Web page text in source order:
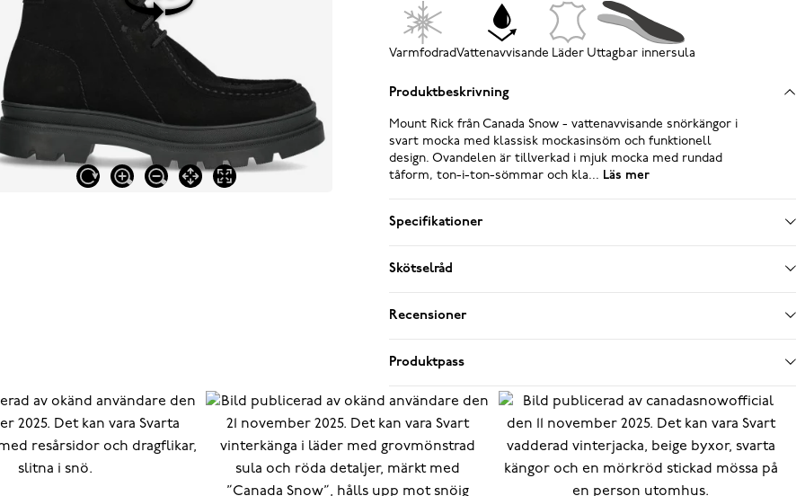
VarmfodradVattenavvisande Läder Uttagbar innersula
Produktbeskrivning
Mount Rick från Canada Snow - vattenavvisande snörkängor i
svart mocka med klassisk mockasinsöm och funktionell
design. Ovandelen är tillverkad i mjuk mocka med rundad
tåform, ton-i-ton-sömmar och kla... Läs mer
Specifikationer
Skötselråd
Recensioner
Produktpass